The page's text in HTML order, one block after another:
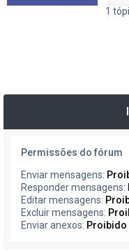
1
Permissões do fórum
Enviar mensagens:
Responder mensagens:
Editar mensagens:
Excluir mensagens:
Enviar anexos: Proibido